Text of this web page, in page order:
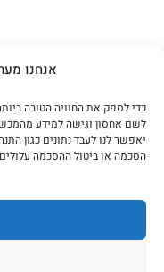
אנחנו
לשם אחסון וגישה למידע
יאפשר לנו לעבד נתונים כגון
הסכמה או ביטול ההסכמה
אווז
בשר בקר עגלה משובח
הודו
נתחי פנים